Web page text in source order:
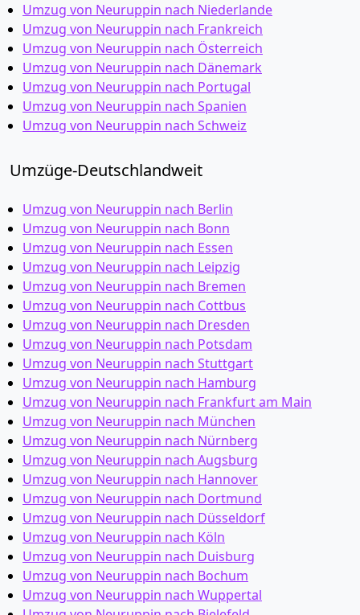
Umzug von Neuruppin nach Niederlande
Umzug von Neuruppin nach Frankreich
Umzug von Neuruppin nach Österreich
Umzug von Neuruppin nach Dänemark
Umzug von Neuruppin nach Portugal
Umzug von Neuruppin nach Spanien
Umzug von Neuruppin nach Schweiz
Umzüge-Deutschlandweit
Umzug von Neuruppin nach Berlin
Umzug von Neuruppin nach Bonn
Umzug von Neuruppin nach Essen
Umzug von Neuruppin nach Leipzig
Umzug von Neuruppin nach Bremen
Umzug von Neuruppin nach Cottbus
Umzug von Neuruppin nach Dresden
Umzug von Neuruppin nach Potsdam
Umzug von Neuruppin nach Stuttgart
Umzug von Neuruppin nach Hamburg
Umzug von Neuruppin nach Frankfurt am Main
Umzug von Neuruppin nach München
Umzug von Neuruppin nach Nürnberg
Umzug von Neuruppin nach Augsburg
Umzug von Neuruppin nach Hannover
Umzug von Neuruppin nach Dortmund
Umzug von Neuruppin nach Düsseldorf
Umzug von Neuruppin nach Köln
Umzug von Neuruppin nach Duisburg
Umzug von Neuruppin nach Bochum
Umzug von Neuruppin nach Wuppertal